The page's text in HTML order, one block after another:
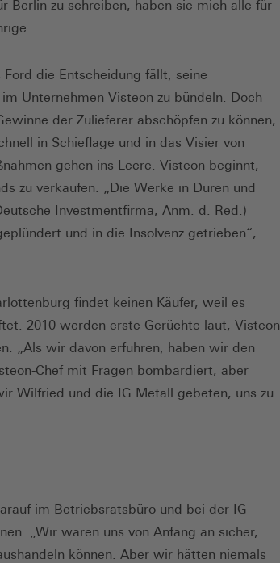
Berlin zu schreiben, haben sie mich alle für
die Entscheidung fällt, seine
Unternehmen Visteon zu bündeln. Doch
der Zulieferer abschöpfen zu können,
in Schieflage und in das Visier von
gehen ins Leere. Visteon beginnt,
zu verkaufen. „Die Werke in Düren und
Investmentfirma, Anm. d. Red.)
und in die Insolvenz getrieben“,
findet keinen Käufer, weil es
2010 werden erste Gerüchte laut, Visteon
„Als wir davon erfuhren, haben wir den
Chef mit Fragen bombardiert, aber
Wilfried und die IG Metall gebeten, uns zu
im Betriebsratsbüro und bei der IG
„Wir waren uns von Anfang an sicher,
können. Aber wir hätten niemals